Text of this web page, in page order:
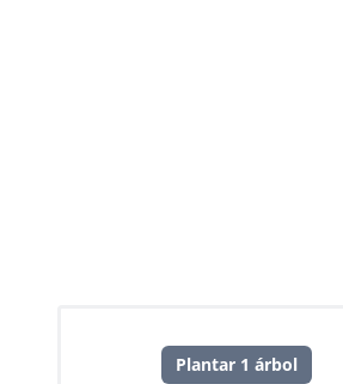
Plantar 1 árbol